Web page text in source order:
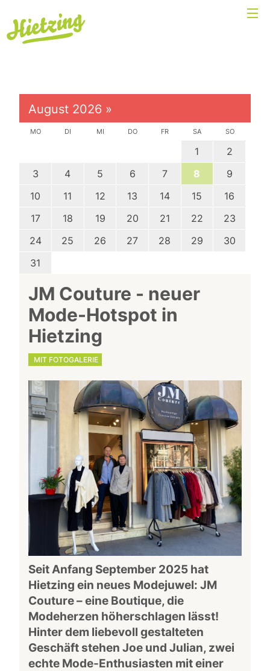
August 2026 »
MO DI MI DO FR SA SO
1
2
3
4 5 6 7 8
9
10
11 12 13 14 15
16
17
18 19 20 21 22
23
24
25 26 27 28 29
30
31
JM Couture - neuer
Mode-Hotspot in
Hietzing
MIT FOTOGALERIE
Seit Anfang September 2025 hat
Hietzing ein neues Modejuwel: JM
Couture – eine Boutique, die
Modeherzen höherschlagen lässt!
Hinter dem liebevoll gestalteten
Geschäft stehen Joe und Julian, zwei
echte Mode-Enthusiasten mit einer